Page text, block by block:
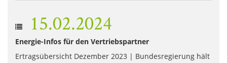
15.02.2024
Energie-Infos für den Vertriebspartner
Ertragsübersicht Dezember 2023 | Bundesregierung hält